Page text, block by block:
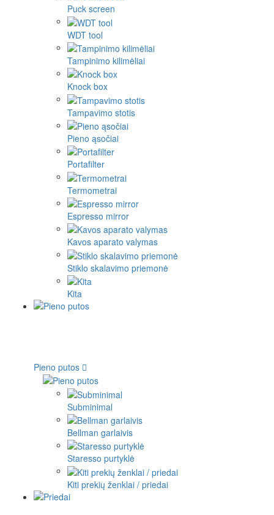
Puck screen
WDT tool
Tampinimo kilimėliai
Knock box
Tampavimo stotis
Pieno ąsočiai
Portafilter
Termometrai
Espresso mirror
Kavos aparato valymas
Stiklo skalavimo priemonė
Kita
Pieno putos
Subminimal
Bellman garlaivis
Staresso purtyklė
Kiti prekių ženklai / priedai